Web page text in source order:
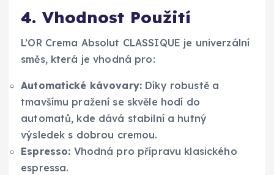
4. Vhodnost Použití
L’OR Crema Absolut CLASSIQUE je univerzální
směs, která je vhodná pro:
Automatické kávovary: Díky robustě a
tmavšímu pražení se skvěle hodí do
automatů, kde dává stabilní a hutný
výsledek s dobrou cremou.
Espresso: Vhodná pro přípravu klasického
espressa.